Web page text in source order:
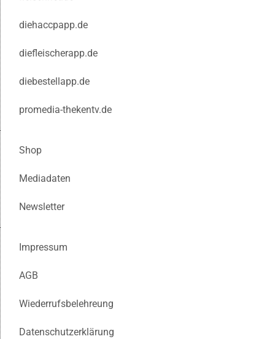
diehaccpapp.de
diefleischerapp.de
diebestellapp.de
promedia-thekentv.de
Shop
Mediadaten
Newsletter
Impressum
AGB
Wiederrufsbelehreung
Datenschutzerklärung